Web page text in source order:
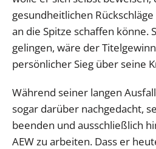
gesundheitlichen
an die Spitze schaffen könne.
gelingen, wäre der
persönlicher Sieg über seine
Während seiner langen
sogar darüber nachgedacht,
beenden und ausschließlich
AEW zu arbeiten. Dass er